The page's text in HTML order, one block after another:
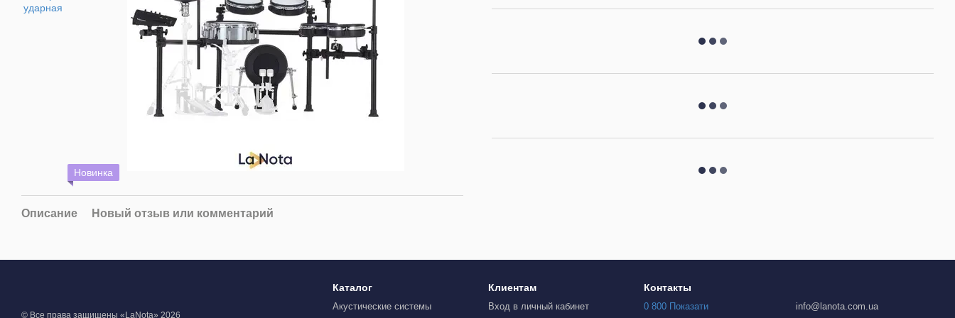
Новинка
Описание Новый отзыв или комментарий
© Все права защищены «LaNota» 2026
Каталог
Акустические системы
Клиентам
Вход в личный кабинет
Контакты
0 800 Показати info@lanota.com.ua